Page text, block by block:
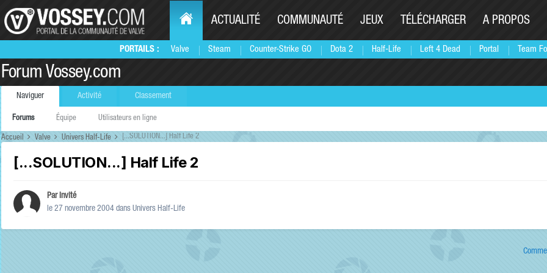
PORTAILS : Valve Steam Counter-Strike GO Dota 2 Half-Life Left 4 Dead Portal Team
ACTUALITÉ COMMUNAUTÉ JEUX TÉLÉCHARGER A PROPOS
Forum Vossey.com
Naviguer
Forums Équipe Utilisateurs en ligne
Activité Classement
Accueil Valve Univers Half-Life [...SOLUTION...] Half Life 2
[...SOLUTION...] Half Life 2
Par Invité
le 27 novembre 2004 dans Univers Half-Life